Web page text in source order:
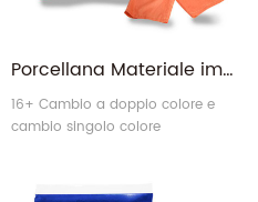
Porcellana Materiale importato il colore termico che cambia il calore del calore che cambia pigmento per i tessuti
16+ Cambio a doppio colore e
cambio singolo colore